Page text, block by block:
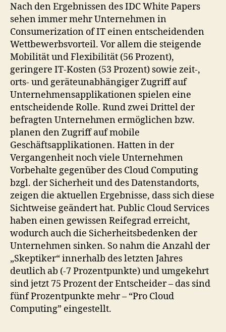
Nach den Ergebnissen des IDC White Papers
sehen immer mehr Unternehmen in
Consumerization of IT einen entscheidenden
Wettbewerbsvorteil. Vor allem die steigende
Mobilität und Flexibilität (56 Prozent),
geringere IT-Kosten (53 Prozent) sowie zeit-,
orts- und geräteunabhängiger Zugriff auf
Unternehmensapplikationen spielen eine
entscheidende Rolle. Rund zwei Drittel der
befragten Unternehmen ermöglichen bzw.
planen den Zugriff auf mobile
Geschäftsapplikationen. Hatten in der
Vergangenheit noch viele Unternehmen
Vorbehalte gegenüber des Cloud Computing
bzgl. der Sicherheit und des Datenstandorts,
zeigen die aktuellen Ergebnisse, dass sich diese
Sichtweise geändert hat. Public Cloud Services
haben einen gewissen Reifegrad erreicht,
wodurch auch die Sicherheitsbedenken der
Unternehmen sinken. So nahm die Anzahl der
„Skeptiker“ innerhalb des letzten Jahres
deutlich ab (-7 Prozentpunkte) und umgekehrt
sind jetzt 75 Prozent der Entscheider – das sind
fünf Prozentpunkte mehr – “Pro Cloud
Computing” eingestellt.